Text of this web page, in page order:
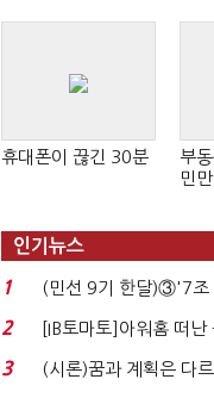
휴대폰이 끊긴 30분
부
민
인기뉴스
1
(민선 9기 한달)③'7조
격…추미애, 20년...
2
[IB토마토]아워홈 떠난
340억 베팅…가...
3 (시론)꿈과 계획은 다